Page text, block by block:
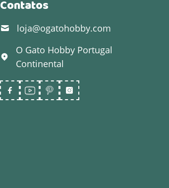
Contatos
loja@ogatohobby.com
O Gato Hobby Portugal
Continental